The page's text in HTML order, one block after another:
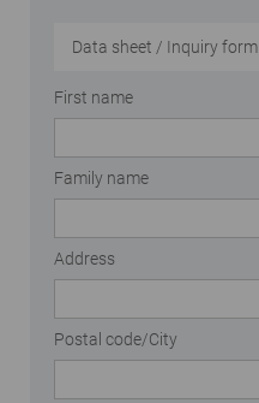
Data sheet / Inquiry form
First name
Family name
Address
Postal code/City